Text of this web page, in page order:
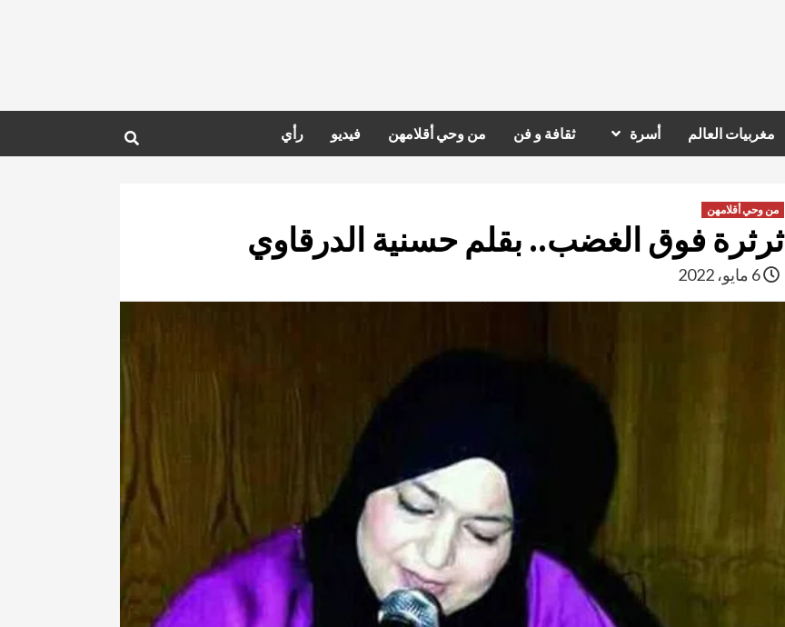
مغربيات العالم أسرة ثقافة و فن من وحي أقلامهن فيديو رأي
من وحي أقلامهن
ثرثرة فوق الغضب.. بقلم حسنية الدرقاوي
سرطان البروستات في المغرب بتقنية
صحة و تغذية
مراكش تحتضن مؤتمرا علميا يسلط الضوء
على أمراض البروستات
صحة و تغذية
“نعم يمكننا وضع حد للسل”